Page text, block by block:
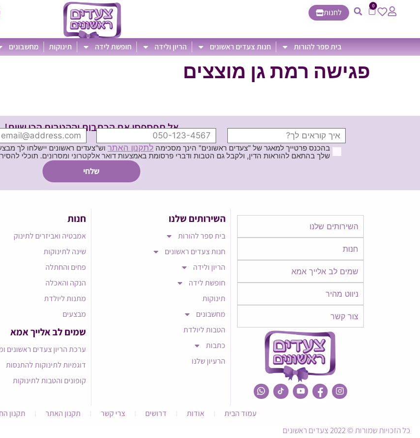
0
לחנות
בית ספר להורות חנות צעדים ראשונים הריון ולידה חופשת לידה תינוקות מחשבונים
פגישה רמת גן מוצצים
אל תפספסי את הכתבות וההטבות הכי שוות!
בהכנס פרטייך למאגר של "צעדים ראשונים" הינך מסכימה לתקנון האתר וש"צעדים ראשונים יישלחו לך
שלך בהתאם להוראות הדין, ולקבל גם הטבות ודברי פרסומת באמצעות דואר אלקטרוני ומסרונים. תוכלי להסיר את הרישום בכל עת
השירותים שלנו
חנות
שמים לב אלייך אמא​​
ניווט מהיר
צור קשר
השירותים שלנו
בית ספר להורות
חנות צעדים ראשונים
הריון ולידה
חופשת לידה
תינוקות
מחשבונים
הטבות ליולדת
כתבות
הרעיון שלנו
חנות
אמבטיה ואביזרים לתינוק
שינה לתינוקות
פחים והחתלה
הנקה והאכלה
מתנות ליולדת
מבצעים
שמים לב אלייך אמא​
ערכת הריון צעדים ראשונים
דוגמיות לתינוקות להתנסות
קופונים והטבות לתינוקות
עמוד הבית אודות דרושים צרי קשר תקנון האתר תקנון
כל הזכויות שמורות © 2022 צעדים ראשונים